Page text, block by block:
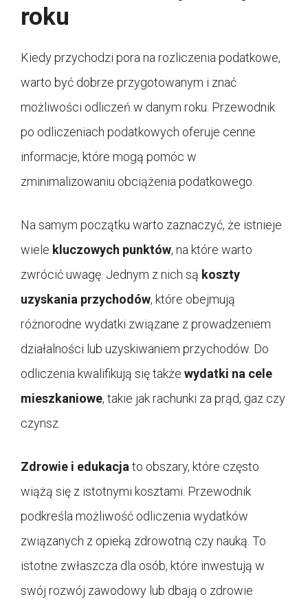
roku
Kiedy przychodzi pora na rozliczenia podatkowe,
warto być dobrze przygotowanym i znać
możliwości odliczeń w danym roku. Przewodnik
po odliczeniach podatkowych oferuje cenne
informacje, które mogą pomóc w
zminimalizowaniu obciążenia podatkowego.
Na samym początku warto zaznaczyć, że istnieje
wiele kluczowych punktów, na które warto
zwrócić uwagę. Jednym z nich są koszty
uzyskania przychodów, które obejmują
różnorodne wydatki związane z prowadzeniem
działalności lub uzyskiwaniem przychodów. Do
odliczenia kwalifikują się także wydatki na cele
mieszkaniowe, takie jak rachunki za prąd, gaz czy
czynsz.
Zdrowie i edukacjato obszary, które często
wiążą się z istotnymi kosztami. Przewodnik
podkreśla możliwość odliczenia wydatków
związanych z opieką zdrowotną czy nauką. To
istotne zwłaszcza dla osób, które inwestują w
swój rozwój zawodowy lub dbają o zdrowie